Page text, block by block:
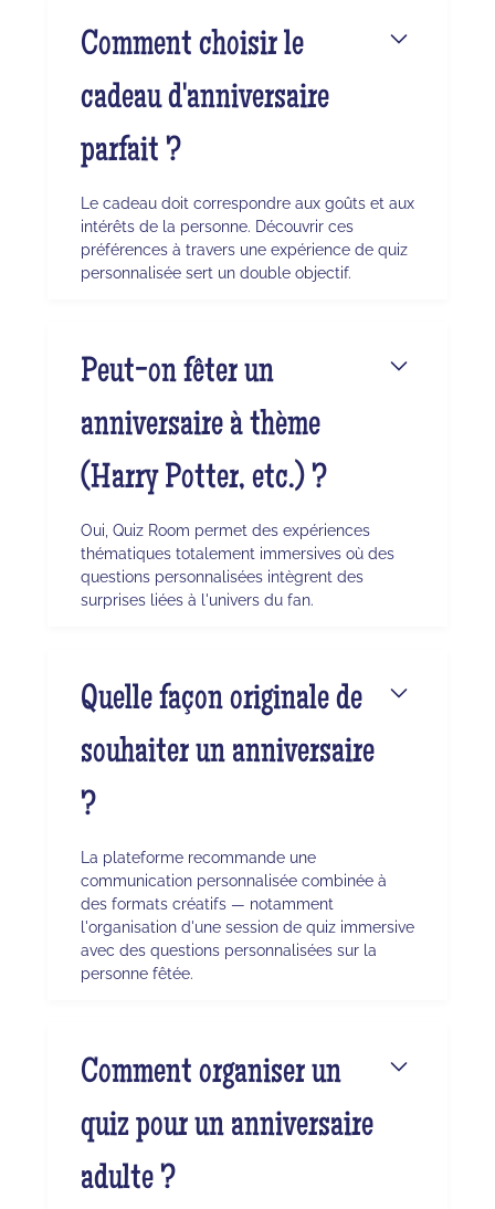
Comment choisir le
cadeau d'anniversaire
parfait ?
Le cadeau doit correspondre aux goûts et aux
intérêts de la personne. Découvrir ces
préférences à travers une expérience de quiz
personnalisée sert un double objectif.
Peut-on fêter un
anniversaire à thème
(Harry Potter, etc.) ?
Oui, Quiz Room permet des expériences
thématiques totalement immersives où des
questions personnalisées intègrent des
surprises liées à l'univers du fan.
Quelle façon originale de
souhaiter un anniversaire
?
La plateforme recommande une
communication personnalisée combinée à
des formats créatifs — notamment
l'organisation d'une session de quiz immersive
avec des questions personnalisées sur la
personne fêtée.
Comment organiser un
quiz pour un anniversaire
adulte ?